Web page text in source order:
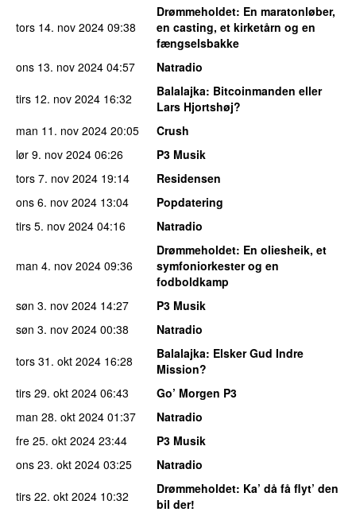
tors 14. nov 2024 09:38
Drømmeholdet: En maratonløber,
en casting, et kirketårn og en
fængselsbakke
ons 13. nov 2024 04:57
Natradio
tirs 12. nov 2024 16:32 Balalajka: Bitcoinmanden eller
Lars Hjortshøj?
man 11. nov 2024 20:05
Crush
lør 9. nov 2024 06:26
P3 Musik
tors 7. nov 2024 19:14
Residensen
ons 6. nov 2024 13:04
Popdatering
tirs 5. nov 2024 04:16 Natradio
man 4. nov 2024 09:36
Drømmeholdet: En oliesheik, et
symfoniorkester og en
fodboldkamp
søn 3. nov 2024 14:27
P3 Musik
søn 3. nov 2024 00:38
Natradio
tors 31. okt 2024 16:28 Balalajka: Elsker Gud Indre
Mission?
tirs 29. okt 2024 06:43
Go’ Morgen P3
man 28. okt 2024 01:37
Natradio
fre 25. okt 2024 23:44
P3 Musik
ons 23. okt 2024 03:25
Natradio
tirs 22. okt 2024 10:32 Drømmeholdet: Ka’ då få flyt’ den
bil der!